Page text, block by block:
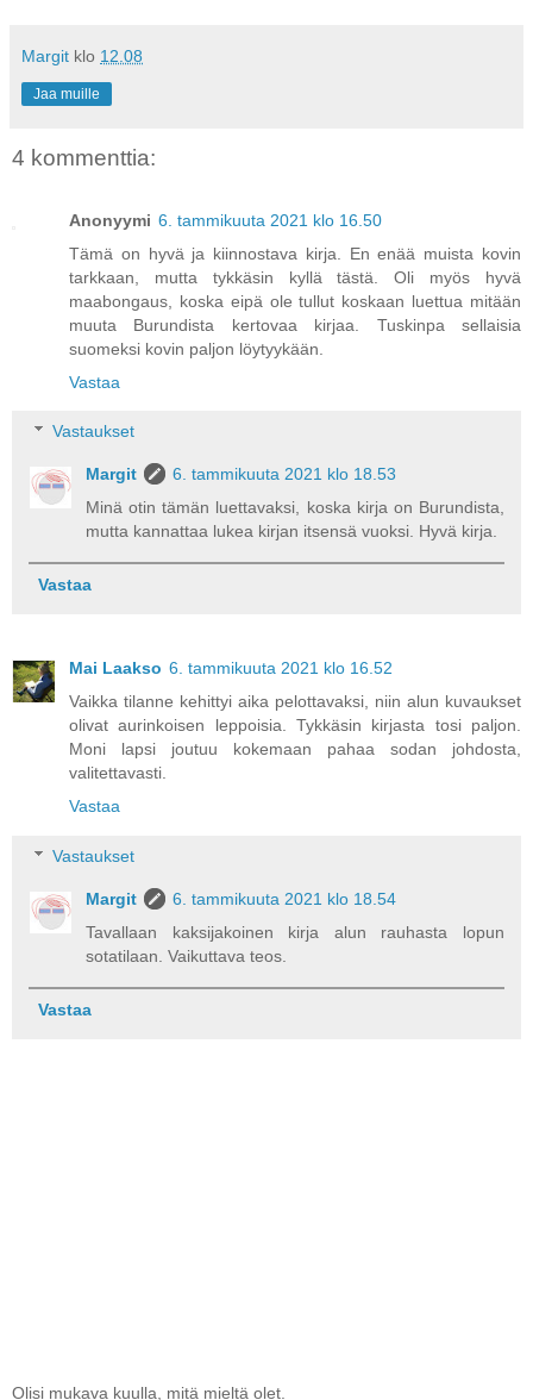
Margit klo 12.08
Jaa muille
4 kommenttia:
Anonyymi 6. tammikuuta 2021 klo 16.50
Tämä on hyvä ja kiinnostava kirja. En enää muista kovin
tarkkaan, mutta tykkäsin kyllä tästä. Oli myös hyvä
maabongaus, koska eipä ole tullut koskaan luettua mitään
muuta Burundista kertovaa kirjaa. Tuskinpa sellaisia
suomeksi kovin paljon löytyykään.
Vastaa
Vastaukset
Margit
6. tammikuuta 2021 klo 18.53
Minä otin tämän luettavaksi, koska kirja on Burundista,
mutta kannattaa lukea kirjan itsensä vuoksi. Hyvä kirja.
Vastaa
Mai Laakso 6. tammikuuta 2021 klo 16.52
Vaikka tilanne kehittyi aika pelottavaksi, niin alun kuvaukset
olivat aurinkoisen leppoisia. Tykkäsin kirjasta tosi paljon.
Moni lapsi joutuu kokemaan pahaa sodan johdosta,
valitettavasti.
Vastaa
Vastaukset
Margit
6. tammikuuta 2021 klo 18.54
Tavallaan kaksijakoinen kirja alun rauhasta lopun
sotatilaan. Vaikuttava teos.
Vastaa
Olisi mukava kuulla, mitä mieltä olet.